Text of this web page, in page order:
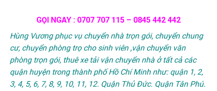
GỌI NGAY : 0707 707 115 – 0845 442 442
Hùng Vương phục vụ chuyển nhà trọn gói, chuyển chung
cư, chuyển phòng trọ cho sinh viên ,vận chuyển văn
phòng trọn gói, thuê xe tải vận chuyển nhà ở tất cả các
quận huyện trong thành phố Hồ Chí Minh như: quận 1, 2,
3, 4, 5, 6, 7, 8, 9, 10, 11, 12. Quận Thủ Đức. Quận Tân Phú.